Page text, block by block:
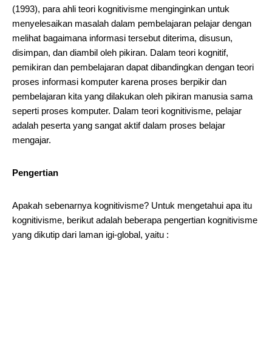
(1993), para ahli teori kognitivisme menginginkan untuk
menyelesaikan masalah dalam pembelajaran pelajar dengan
melihat bagaimana informasi tersebut diterima, disusun,
disimpan, dan diambil oleh pikiran. Dalam teori kognitif,
pemikiran dan pembelajaran dapat dibandingkan dengan teori
proses informasi komputer karena proses berpikir dan
pembelajaran kita yang dilakukan oleh pikiran manusia sama
seperti proses komputer. Dalam teori kognitivisme, pelajar
adalah peserta yang sangat aktif dalam proses belajar
mengajar.
Pengertian
Apakah sebenarnya kognitivisme? Untuk mengetahui apa itu
kognitivisme, berikut adalah beberapa pengertian kognitivisme
yang dikutip dari laman igi-global, yaitu :